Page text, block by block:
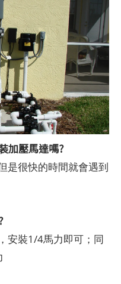
加壓馬達嗎?
是很快的時間就會遇到
安裝1/4馬力即可；同